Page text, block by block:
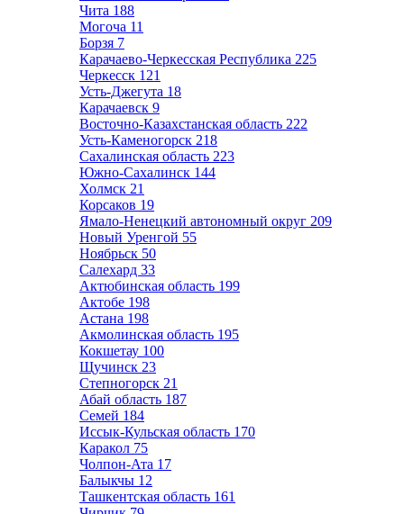
Чита 188
Могоча 11
Борзя 7
Карачаево-Черкесская Республика 225
Черкесск 121
Усть-Джегута 18
Карачаевск 9
Восточно-Казахстанская область 222
Усть-Каменогорск 218
Сахалинская область 223
Южно-Сахалинск 144
Холмск 21
Корсаков 19
Ямало-Ненецкий автономный округ 209
Новый Уренгой 55
Ноябрьск 50
Салехард 33
Актюбинская область 199
Актобе 198
Астана 198
Акмолинская область 195
Кокшетау 100
Щучинск 23
Степногорск 21
Абай область 187
Семей 184
Иссык-Кульская область 170
Каракол 75
Чолпон-Ата 17
Балыкчы 12
Ташкентская область 161